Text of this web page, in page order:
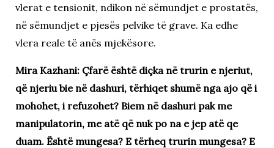
vlerat e tensionit, ndikon në sëmundjet e prostatës,
në sëmundjet e pjesës pelvike të grave. Ka edhe
vlera reale të anës mjekësore.
Mira Kazhani: Çfarë është diçka në trurin e njeriut,
që njeriu bie në dashuri, tërhiqet shumë nga ajo që i
mohohet, i refuzohet? Biem në dashuri pak me
manipulatorin, me atë që nuk po na e jep atë qe
duam. Është mungesa? E tërheq trurin mungesa? E